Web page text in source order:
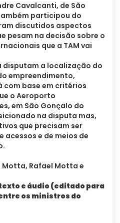
Cavalcanti, de São
participou do
discutidos aspectos
pesam na decisão sobre o
que a TAM vai
disputam a localização do
empreendimento,
com base em critérios
o Aeroporto
em São Gonçalo do
na disputa mas,
que precisam ser
e de meios de
Motta, Rafael Motta e
e áudio (editado para
os ministros do